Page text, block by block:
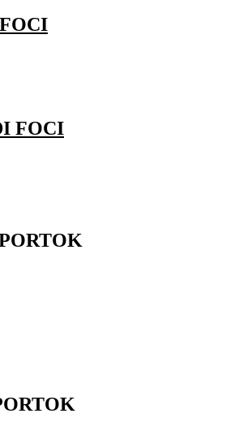
FOCI